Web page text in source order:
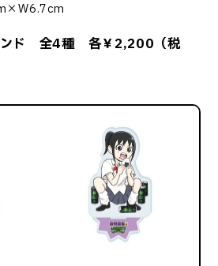
ンド 全4種 各￥2,200（税